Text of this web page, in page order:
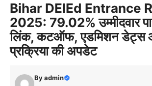
Bihar DElEd Entrance
2025: 79.02% उम्मीदवार
लिंक, कटऑफ, एडमिशन डेट्स
प्रक्रिया की अपडेट
Byadmin